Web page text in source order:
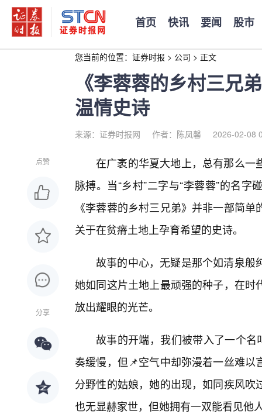
首页 快讯 要闻 股市
您当前的位置： 证券时报 > 公司 > 正文
《李蓉蓉的乡村三兄
温情史诗
来源：证券时报网 作者：陈凤馨 2026-02-08
点赞
分享
在广袤的华夏大地上，总有那么一
脉搏。当“乡村”二字与“李蓉蓉”的名
《李蓉蓉的乡村三兄弟》并非一部简
关于在贫瘠土地上孕育希望的史诗。
故事的中心，无疑是那个如清泉
她如同这片土地上最顽强的种子，在
放出耀眼的光芒。
故事的开端，我们被带入了一个名
奏缓慢，但📌空气中却弥漫着一丝难
分野性的姑娘，她的出现，如同疾风
也无显赫家世，但她拥有一双能看见他